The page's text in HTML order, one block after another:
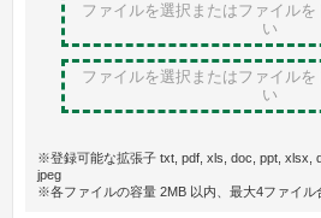
ファイルを選択またはファイルを
い
ファイルを選択またはファイルを
い
※登録可能な拡張子 txt, pdf, xls, doc, ppt, xlsx,
jpeg
※各ファイルの容量 2MB 以内、最大4ファイル